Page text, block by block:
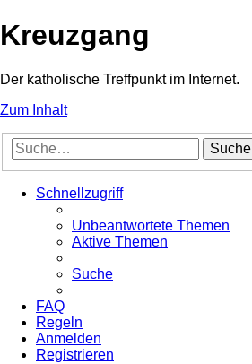
Kreuzgang
Der katholische Treffpunkt im Internet.
Zum Inhalt
Suche
Schnellzugriff
Unbeantwortete Themen
Aktive Themen
Suche
FAQ
Regeln
Anmelden
Registrieren